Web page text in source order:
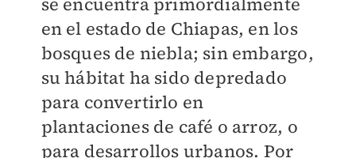
en el estado de Chiapas, en los
bosques de niebla; sin embargo,
su hábitat ha sido depredado
para convertirlo en
plantaciones de café o arroz, o
para desarrollos urbanos. Por